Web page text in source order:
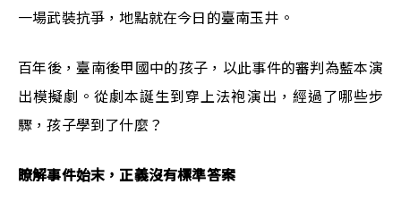
一場武裝抗爭，地點就在今日的臺南玉井。
百年後，臺南後甲國中的孩子，以此事件的審判為藍本演
出模擬劇。從劇本誕生到穿上法袍演出，經過了哪些步
驟，孩子學到了什麼？
瞭解事件始末，正義沒有標準答案